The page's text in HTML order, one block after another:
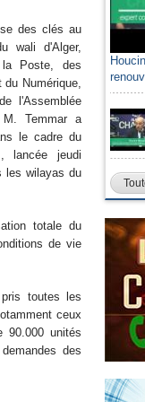
des clés au
wali d'Alger,
Poste, des
Numérique,
l'Assemblée
Temmar a
le cadre du
lancée jeudi
les wilayas du
totale du
de vie
toutes les
ceux
90.000 unités
des
Sami